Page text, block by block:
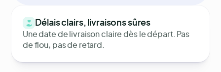
Délais clairs, livraisons sûres
Une date de livraison claire dès le départ. Pas
de flou, pas de retard.